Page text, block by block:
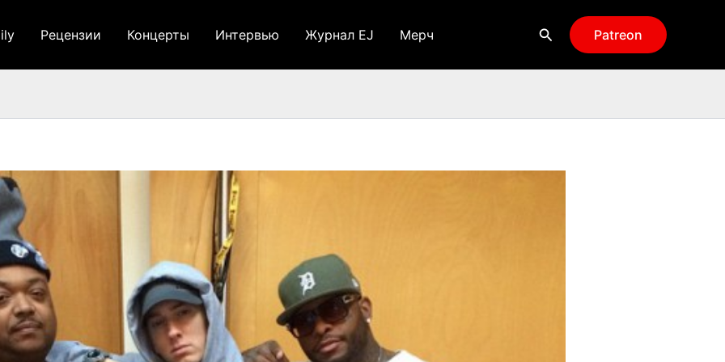
Рецензии Концерты Интервью Журнал EJ Мерч Поиск Patreon